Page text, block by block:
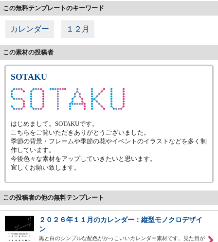
この無料テンプレートのキーワード
カレンダー １２月
この素材の投稿者
SOTAKU
はじめまして。SOTAKUです。
こちらをご覧いただきありがとうございました。
季節の背景・フレームや季節の花やイベントのイラストなどを多く制
作しています。
今後色々な素材をアップしていきたいと思います。
宜しくお願い致します。
この投稿者の他の無料テンプレート
２０２６年１１月のカレンダー：縦型モノクロデザイ
ン
黒と白のシンプルな配色がかっこいいカレンダー素材です。見た目が